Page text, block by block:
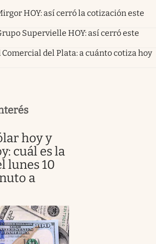
HOY: así cerró la cotización este
Supervielle HOY: así cerró este
Comercial del Plata: a cuánto cotiza hoy
hoy y
cuál es la
lunes 10
a